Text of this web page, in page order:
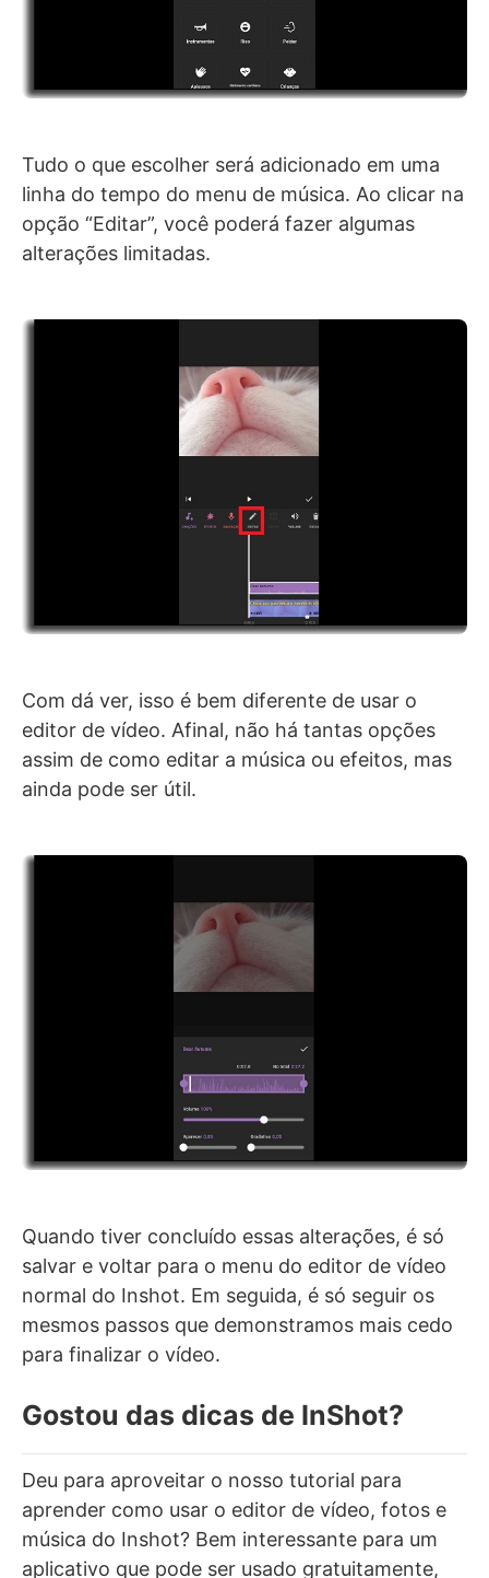
Tudo o que escolher será adicionado em uma
linha do tempo do menu de música. Ao clicar na
opção “Editar”, você poderá fazer algumas
alterações limitadas.
Com dá ver, isso é bem diferente de usar o
editor de vídeo. Afinal, não há tantas opções
assim de como editar a música ou efeitos, mas
ainda pode ser útil.
Quando tiver concluído essas alterações, é só
salvar e voltar para o menu do editor de vídeo
normal do Inshot. Em seguida, é só seguir os
mesmos passos que demonstramos mais cedo
para finalizar o vídeo.
Gostou das dicas de InShot?
Deu para aproveitar o nosso tutorial para
aprender como usar o editor de vídeo, fotos e
música do Inshot? Bem interessante para um
aplicativo que pode ser usado gratuitamente,